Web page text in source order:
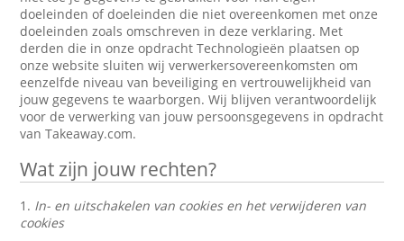
doeleinden of doeleinden die niet overeenkomen met onze
doeleinden zoals omschreven in deze verklaring. Met
derden die in onze opdracht Technologieën plaatsen op
onze website sluiten wij verwerkersovereenkomsten om
eenzelfde niveau van beveiliging en vertrouwelijkheid van
jouw gegevens te waarborgen. Wij blijven verantwoordelijk
voor de verwerking van jouw persoonsgegevens in opdracht
van Takeaway.com.
Wat zijn jouw rechten?
1. In- en uitschakelen van cookies en het verwijderen van
cookies